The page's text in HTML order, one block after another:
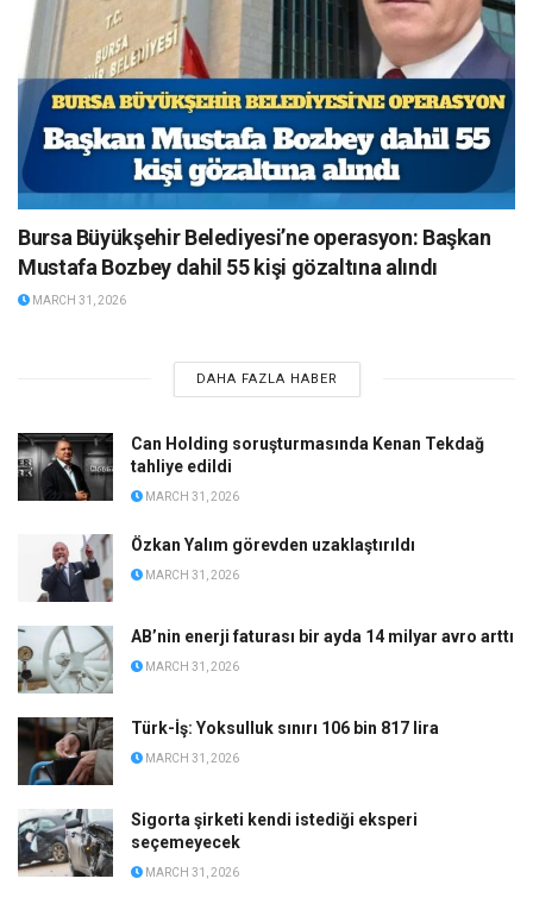
Bursa Büyükşehir Belediyesi’ne operasyon: Başkan
Mustafa Bozbey dahil 55 kişi gözaltına alındı
MARCH 31, 2026
DAHA FAZLA HABER
Can Holding soruşturmasında Kenan Tekdağ
tahliye edildi
MARCH 31, 2026
Özkan Yalım görevden uzaklaştırıldı
MARCH 31, 2026
AB’nin enerji faturası bir ayda 14 milyar avro arttı
MARCH 31, 2026
Türk-İş: Yoksulluk sınırı 106 bin 817 lira
MARCH 31, 2026
Sigorta şirketi kendi istediği eksperi
seçemeyecek
MARCH 31, 2026